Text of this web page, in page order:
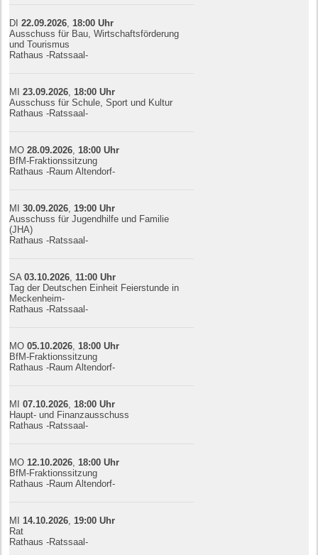
DI22.09.2026 18:00 Uhr
Ausschuss für Bau, Wirtschaftsförderung
und Tourismus
Rathaus -Ratssaal-
MI23.09.2026 18:00 Uhr
Ausschuss für Schule, Sport und Kultur
Rathaus -Ratssaal-
MO28.09.2026 18:00 Uhr
BfM-Fraktionssitzung
Rathaus -Raum Altendorf-
MI30.09.2026 19:00 Uhr
Ausschuss für Jugendhilfe und Familie
(JHA)
Rathaus -Ratssaal-
SA03.10.2026 11:00 Uhr
Tag der Deutschen Einheit Feierstunde in
Meckenheim-
Rathaus -Ratssaal-
MO05.10.2026 18:00 Uhr
BfM-Fraktionssitzung
Rathaus -Raum Altendorf-
MI07.10.2026 18:00 Uhr
Haupt- und Finanzausschuss
Rathaus -Ratssaal-
MO 12.10.2026 18:00 Uhr
BfM-Fraktionssitzung
Rathaus -Raum Altendorf-
MI 14.10.2026 19:00 Uhr
Rat
Rathaus -Ratssaal-